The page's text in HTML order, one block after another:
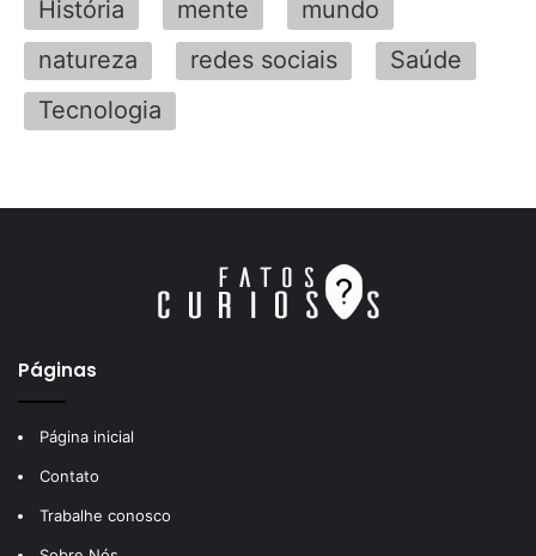
História
mente
mundo
natureza
redes sociais
Saúde
Tecnologia
Páginas
Página inicial
Contato
Trabalhe conosco